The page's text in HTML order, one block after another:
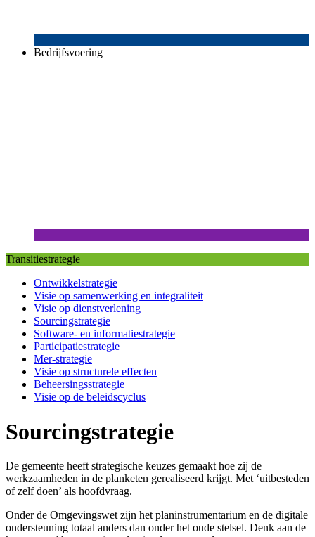
Bedrijfsvoering
Transitiestrategie
Ontwikkelstrategie
Visie op samenwerking en integraliteit
Visie op dienstverlening
Sourcingstrategie
Software- en informatiestrategie
Participatiestrategie
Mer-strategie
Visie op structurele effecten
Beheersingsstrategie
Visie op de beleidscyclus
Sourcingstrategie
De gemeente heeft strategische keuzes gemaakt hoe zij de
werkzaamheden in de planketen gerealiseerd krijgt. Met ‘uitbesteden
of zelf doen’ als hoofdvraag.
Onder de Omgevingswet zijn het planinstrumentarium en de digitale
ondersteuning totaal anders dan onder het oude stelsel. Denk aan de